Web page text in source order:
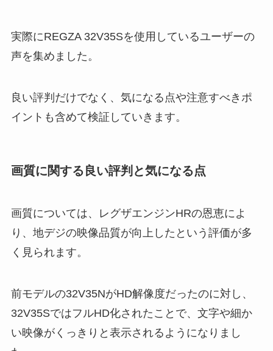
実際にREGZA 32V35Sを使用しているユーザーの
声を集めました。
良い評判だけでなく、気になる点や注意すべきポ
イントも含めて検証していきます。
画質に関する良い評判と気になる点
画質については、レグザエンジンHRの恩恵によ
り、地デジの映像品質が向上したという評価が多
く見られます。
前モデルの32V35NがHD解像度だったのに対し、
32V35SではフルHD化されたことで、文字や細か
い映像がくっきりと表示されるようになりまし